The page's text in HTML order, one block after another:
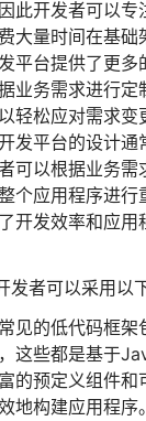
此开发者可以专
大量时间在基础
平台提供了更多
业务需求进行定
轻松应对需求变
发平台的设计通
可以根据业务需
个应用程序进行
开发效率和应用
者可以采用以
见的低代码框架
这些都是基于
的预定义组件和
地构建应用程序。